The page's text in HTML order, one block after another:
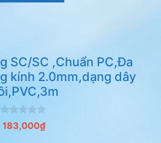
5
SC/SC ,Chuẩn PC,Đa
kính 2.0mm,dạng dây
0
n
183,000₫